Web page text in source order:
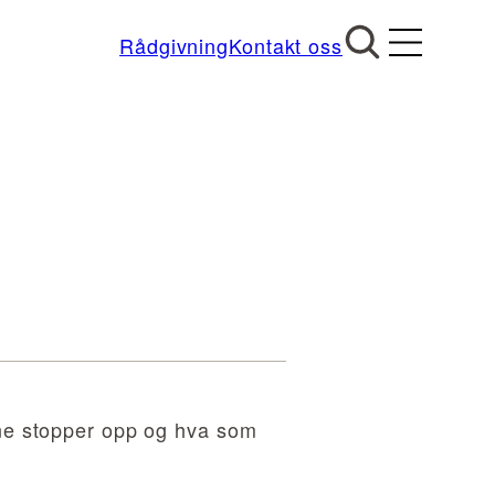
RådgivningKontakt oss
stopper opp og hva som